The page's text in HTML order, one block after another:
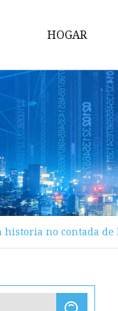
HOGAR
no contada